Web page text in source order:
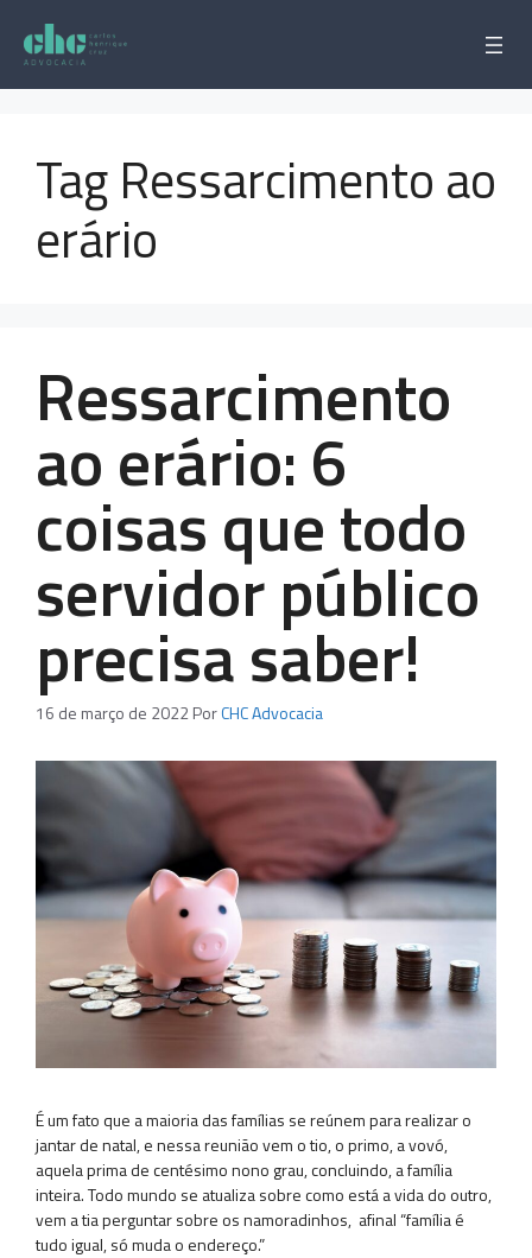
para
conteúdo
Tag Ressarcimento ao
erário
Ressarcimento
ao erário: 6
coisas que todo
servidor público
precisa saber!
16 de março de 2022PorCHC Advocacia
É um fato que a maioria das famílias se reúnem para realizar o
jantar de natal, e nessa reunião vem o tio, o primo, a vovó,
aquela prima de centésimo nono grau, concluindo, a família
inteira. Todo mundo se atualiza sobre como está a vida do outro,
vem a tia perguntar sobre os namoradinhos, afinal “família é
tudo igual, só muda o endereço.”